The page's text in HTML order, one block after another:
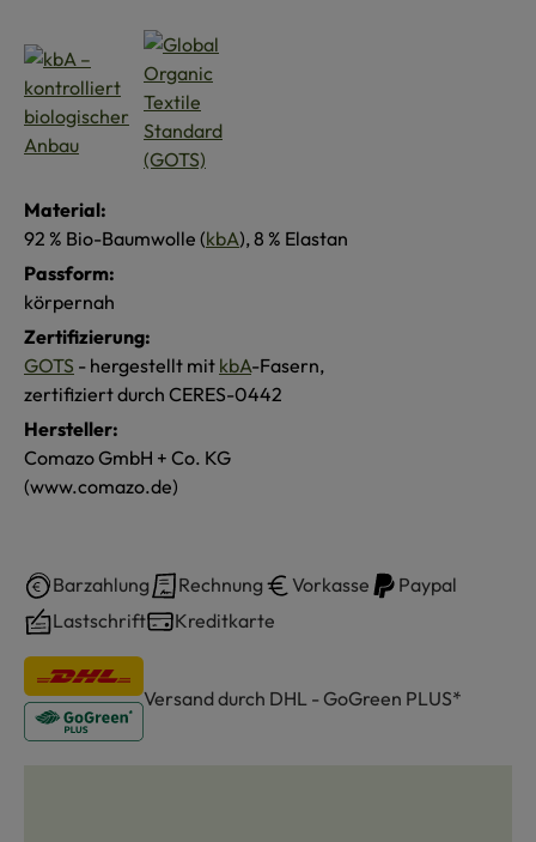
Material:
92 % Bio-Baumwolle (kbA), 8 % Elastan
Passform:
körpernah
Zertifizierung:
GOTS - hergestellt mit kbA-Fasern,
zertifiziert durch CERES-0442
Hersteller:
Comazo GmbH + Co. KG
(www.comazo.de)
Barzahlung Rechnung Vorkasse
Paypal
Lastschrift
Kreditkarte
Versand durch DHL - GoGreen PLUS*